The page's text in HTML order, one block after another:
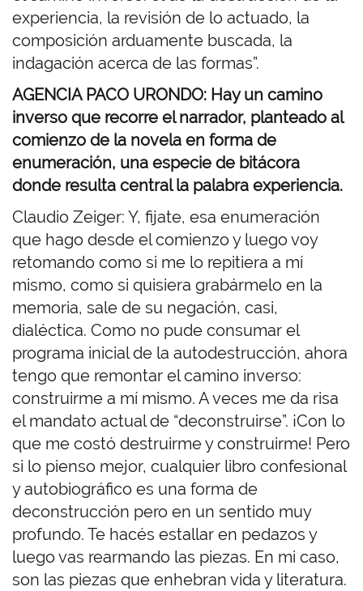
experiencia, la revisión de lo actuado, la
composición arduamente buscada, la
indagación acerca de las formas”.
AGENCIA PACO URONDO: Hay un camino
inverso que recorre el narrador, planteado al
comienzo de la novela en forma de
enumeración, una especie de bitácora
donde resulta central la palabra experiencia.
Claudio Zeiger: Y, fijate, esa enumeración
que hago desde el comienzo y luego voy
retomando como si me lo repitiera a mí
mismo, como si quisiera grabármelo en la
memoria, sale de su negación, casi,
dialéctica. Como no pude consumar el
programa inicial de la autodestrucción, ahora
tengo que remontar el camino inverso:
construirme a mí mismo. A veces me da risa
el mandato actual de “deconstruirse”. ¡Con lo
que me costó destruirme y construirme! Pero
si lo pienso mejor, cualquier libro confesional
y autobiográfico es una forma de
deconstrucción pero en un sentido muy
profundo. Te hacés estallar en pedazos y
luego vas rearmando las piezas. En mi caso,
son las piezas que enhebran vida y literatura.